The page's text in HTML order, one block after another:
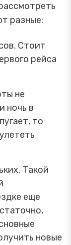
разные:
Стоит
рейса
не
ночь в
то
Такой
еще
новые